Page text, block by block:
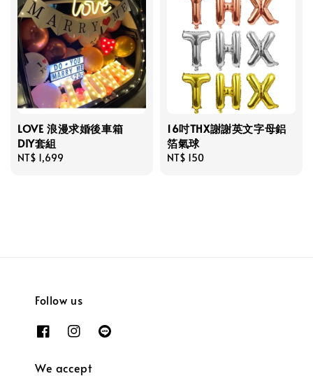
LOVE 浪漫求婚後車箱
DIY套組
Regular
NT$ 1,699
16吋THX謝謝英文字母鋁
箔氣球
Regular
NT$ 150
Follow us
We accept